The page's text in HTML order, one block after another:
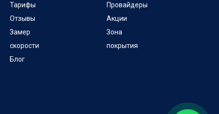
Тарифы
Отзывы
Замер
скорости
Блог
Провайдеры
Акции
Зона
покрытия